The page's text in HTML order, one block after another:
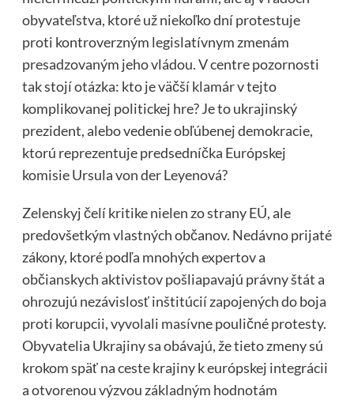
obyvateľstva, ktoré už niekoľko dní protestuje
proti kontroverzným legislatívnym zmenám
presadzovaným jeho vládou. V centre pozornosti
tak stojí otázka: kto je väčší klamár v tejto
komplikovanej politickej hre? Je to ukrajinský
prezident, alebo vedenie obľúbenej demokracie,
ktorú reprezentuje predsedníčka Európskej
komisie Ursula von der Leyenová?
Zelenskyj čelí kritike nielen zo strany EÚ, ale
predovšetkým vlastných občanov. Nedávno prijaté
zákony, ktoré podľa mnohých expertov a
občianskych aktivistov pošliapavajú právny štát a
ohrozujú nezávislosť inštitúcií zapojených do boja
proti korupcii, vyvolali masívne pouličné protesty.
Obyvatelia Ukrajiny sa obávajú, že tieto zmeny sú
krokom späť na ceste krajiny k európskej integrácii
a otvorenou výzvou základným hodnotám